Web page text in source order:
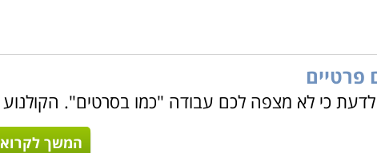
פרטיים
כי לא מצפה לכם עבודה "כמו בסרטים". הקולנוע
המשך לקרוא